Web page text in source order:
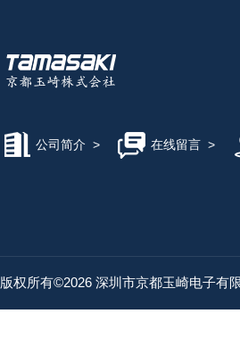
公司简介 > 在线留言>
版权所有©2026 深圳市京都玉崎电子有